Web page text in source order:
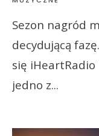
Sezon nagród
decydującą
się iHeartRadio
jedno z...